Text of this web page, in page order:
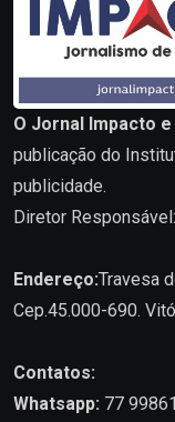
O Jornal Impacto
publicação do
publicidade.
Diretor
Endereço:Travesa
Cep.45.000-690.
Contatos:
Whatsapp: 77